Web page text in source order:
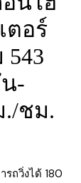
ตอร์
-
./ชม.
รถวิ่งได้ 180